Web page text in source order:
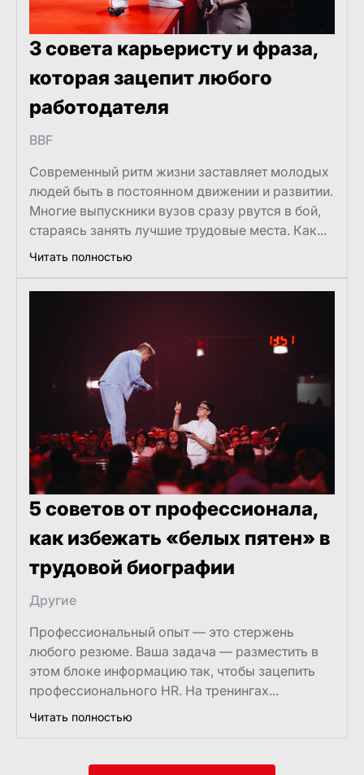
3 совета карьеристу и фраза,
которая зацепит любого
работодателя
BBF
Современный ритм жизни заставляет молодых
людей быть в постоянном движении и развитии.
Многие выпускники вузов сразу рвутся в бой,
стараясь занять лучшие трудовые места. Как...
Читать полностью
5 советов от профессионала,
как избежать «белых пятен» в
трудовой биографии
Другие
Профессиональный опыт — это стержень
любого резюме. Ваша задача — разместить в
этом блоке информацию так, чтобы зацепить
профессионального HR. На тренингах...
Читать полностью